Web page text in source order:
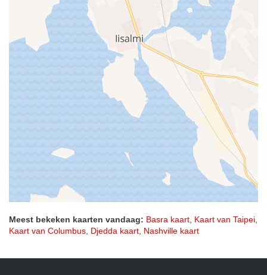
Meest bekeken kaarten vandaag: Basra kaart, Kaart van Taipei,
Kaart van Columbus, Djedda kaart, Nashville kaart